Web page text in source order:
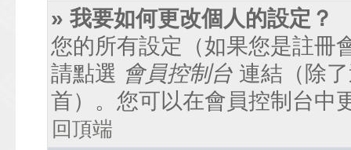
» 我要如何更改個人的設定？
您的所有設定（如果您是註冊
請點選 會員控制台 連結（除
首）。您可以在會員控制台中
回頂端